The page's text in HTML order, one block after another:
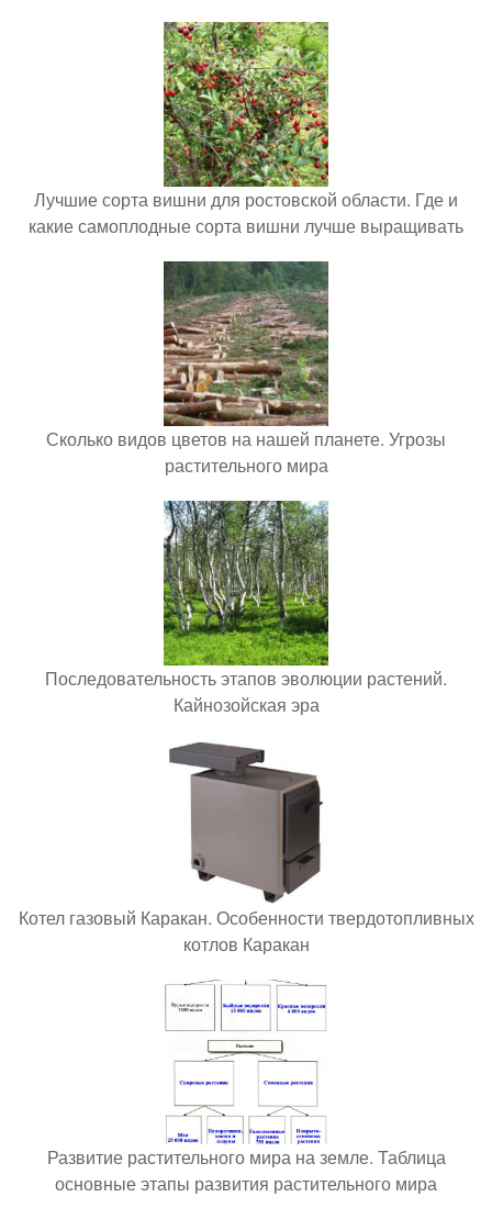
Лучшие сорта вишни для ростовской области. Где и
какие самоплодные сорта вишни лучше выращивать
Сколько видов цветов на нашей планете. Угрозы
растительного мира
Последовательность этапов эволюции растений.
Кайнозойская эра
Котел газовый Каракан. Особенности твердотопливных
котлов Каракан
Развитие растительного мира на земле. Таблица
основные этапы развития растительного мира